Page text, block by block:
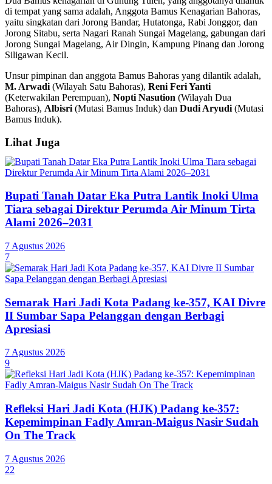
di tempat yang sama adalah, Anggota Bamus Kenagarian Bahoras,
yaitu singkatan dari Jorong Bandar, Hutatonga, Rabi Jonggor, dan
Jorong Sitabu, serta Nagari Ranah Sungai Magelang, gabungan dari
Jorong Sungai Magelang, Air Dingin, Kampung Pinang dan Jorong
Siligawan Kecil.
Unsur pimpinan dan anggota Bamus Bahoras yang dilantik adalah,
M. Arwadi (Wilayah Satu Bahoras), Reni Feri Yanti
(Keterwakilan Perempuan), Nopti Nasution (Wilayah Dua
Bahoras), Albisri (Mutasi Bamus Induk) dan Dudi Aryudi (Mutasi
Bamus Induk).
Lihat Juga
Bupati Tanah Datar Eka Putra Lantik Inoki Ulma
Tiara sebagai Direktur Perumda Air Minum Tirta
Alami 2026–2031
7 Agustus 2026
7
Semarak Hari Jadi Kota Padang ke-357, KAI Divre
II Sumbar Sapa Pelanggan dengan Berbagi
Apresiasi
7 Agustus 2026
9
Refleksi Hari Jadi Kota (HJK) Padang ke-357:
Kepemimpinan Fadly Amran-Maigus Nasir Sudah
On The Track
7 Agustus 2026
22